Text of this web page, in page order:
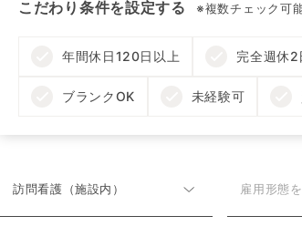
こだわり条件を設定する ※複数チェック可
年間休日120日以上 完全週休2
ブランクOK 未経験可
訪問看護（施設内） 雇用形態